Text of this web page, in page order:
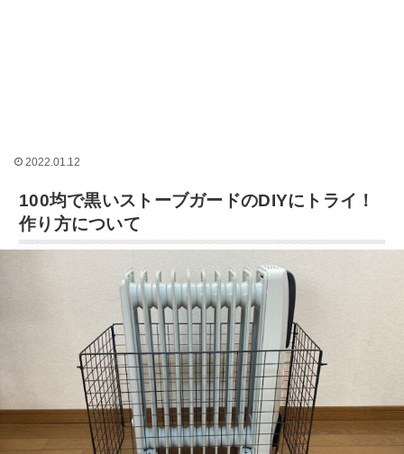
2022.01.12
100均で黒いストーブガードのDIYにトライ！
作り方について